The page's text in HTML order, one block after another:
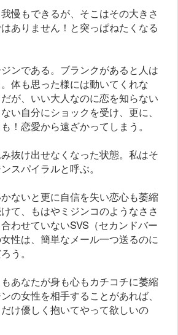
慢もできるが、そこはその大きさ
ありません！と突っぱねたくなる
ンである。ブランクがあると人は
体も思った様には動いてくれな
が、いい大人なのに恋を知らない
い自分にショックを受け、更に、
！恋愛から遠ざかってしまう。
抜け出せなくなった状態。私はそ
スパイラルと呼ぶ。
ないと更に自信を失い恋心も萎縮
て、もはやミジンコのようなささ
わせていないSVS（セカンドバー
性は、簡単なメール一つ送るのに
う。
あなたが身も心もカチコチに萎縮
の女性を相手することがあれば、
け優しく抱いてやって欲しいの